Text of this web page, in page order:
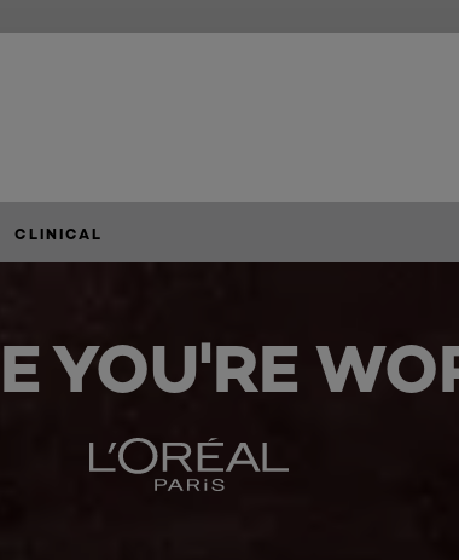
CLINICAL
YOU'RE